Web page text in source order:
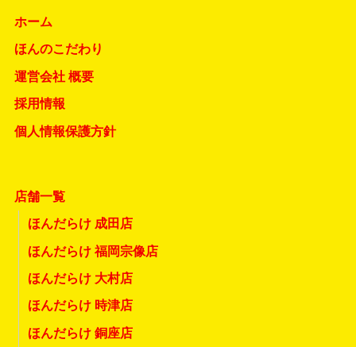
ホーム
ほんのこだわり
運営会社 概要
採用情報
個人情報保護方針
店舗一覧
ほんだらけ 成田店
ほんだらけ 福岡宗像店
ほんだらけ 大村店
ほんだらけ 時津店
ほんだらけ 銅座店